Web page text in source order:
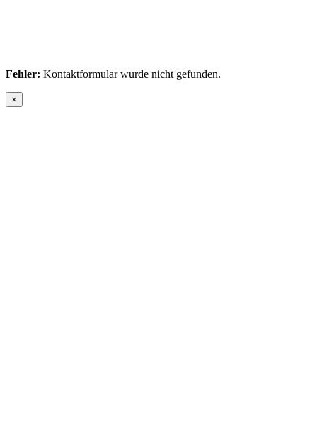
Fehler: Kontaktformular wurde nicht gefunden.
×